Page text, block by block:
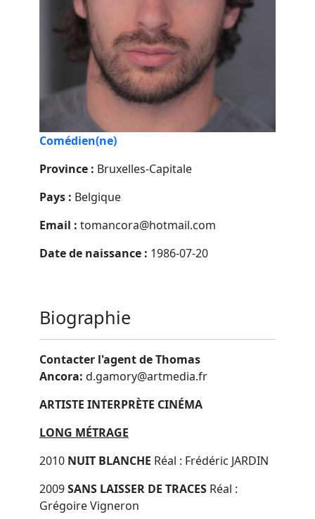
Comédien(ne)
Province : Bruxelles-Capitale
Pays : Belgique
Email : tomancora@hotmail.com
Date de naissance : 1986-07-20
Biographie
Contacter l'agent de Thomas
Ancora: d.gamory@artmedia.fr
ARTISTE INTERPRÈTE CINÉMA
LONG MÉTRAGE
2010 NUIT BLANCHE Réal : Frédéric JARDIN
2009SANS LAISSER DE TRACES Réal :
Grégoire Vigneron